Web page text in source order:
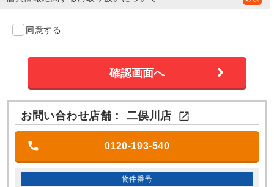
同意する
お問い合わせ店舗： 二俣川店 
0120-193-540
物件番号